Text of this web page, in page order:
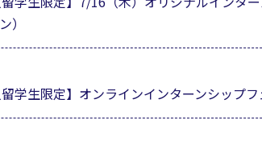
）
学生限定】オンラインインターンシップ